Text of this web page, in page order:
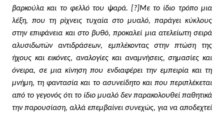
βαρκούλα και το φελλό του ψαρά. [?]Με το ίδιο τρόπο μια
λέξη, που τη ρίχνεις τυχαία στο μυαλό, παράγει κύκλους
στην επιφάνεια και στο βυθό, προκαλεί μια ατελείωτη σειρά
αλυσιδωτών αντιδράσεων, εμπλέκοντας στην πτώση της
ήχους και εικόνες, αναλογίες και αναμνήσεις, σημασίες και
όνειρα, σε μια κίνηση που ενδιαφέρει την εμπειρία και τη
μνήμη, τη φαντασία και το ασυνείδητο και που περιπλέκεται
από το γεγονός ότι το ίδιο μυαλό δεν παρακολουθεί παθητικά
την παρουσίαση, αλλά επεμβαίνει συνεχώς, για να αποδεχτεί